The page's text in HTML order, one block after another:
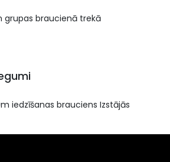
grupas braucienā trekā
iedzīšanas brauciens Izstājās